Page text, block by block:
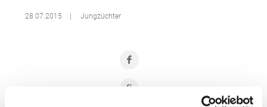
28.07.2015 Jungzüchter